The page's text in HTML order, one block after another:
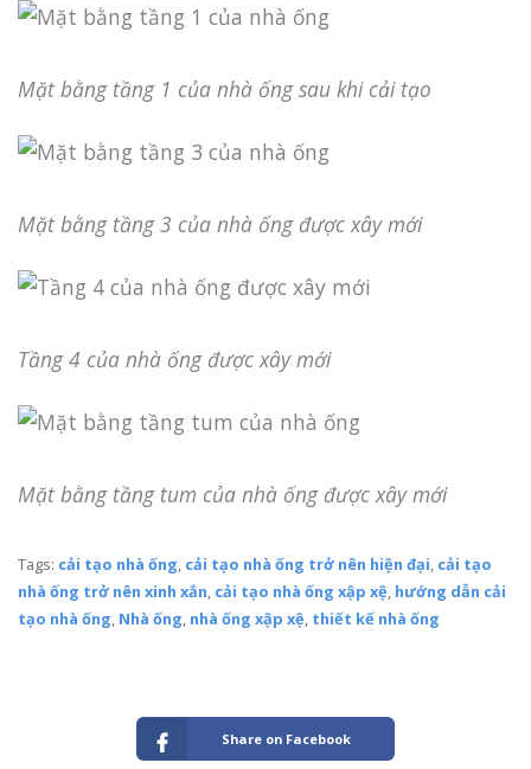
Mặt bằng tầng 1 của nhà ống sau khi cải tạo
Mặt bằng tầng 3 của nhà ống được xây mới
Tầng 4 của nhà ống được xây mới
Mặt bằng tầng tum của nhà ống được xây mới
Tags: cải tạo nhà ống, cải tạo nhà ống trở nên hiện đại, cải tạo
nhà ống trở nên xinh xắn, cải tạo nhà ống xập xệ, hướng dẫn cải
tạo nhà ống, Nhà ống, nhà ống xập xệ, thiết kế nhà ống
Share on Facebook